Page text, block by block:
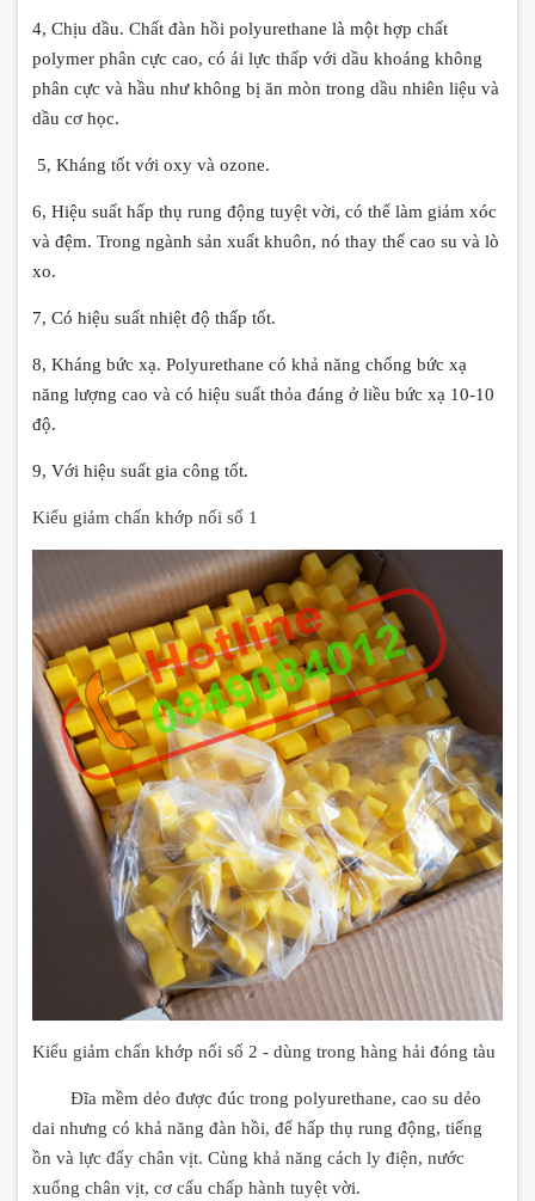
4, Chịu dầu. Chất đàn hồi polyurethane là một hợp chất
polymer phân cực cao, có ái lực thấp với dầu khoáng không
phân cực và hầu như không bị ăn mòn trong dầu nhiên liệu và
dầu cơ học.
5, Kháng tốt với oxy và ozone.
6, Hiệu suất hấp thụ rung động tuyệt vời, có thể làm giảm xóc
và đệm. Trong ngành sản xuất khuôn, nó thay thế cao su và lò
xo.
7, Có hiệu suất nhiệt độ thấp tốt.
8, Kháng bức xạ. Polyurethane có khả năng chống bức xạ
năng lượng cao và có hiệu suất thỏa đáng ở liều bức xạ 10-10
độ.
9, Với hiệu suất gia công tốt.
Kiểu giảm chấn khớp nối số 1
Kiểu giảm chấn khớp nối số 2 - dùng trong hàng hải đóng tàu
Đĩa mềm dẻo được đúc trong polyurethane, cao su dẻo
dai nhưng có khả năng đàn hồi, để hấp thụ rung động, tiếng
ồn và lực đẩy chân vịt. Cùng khả năng cách ly điện, nước
xuống chân vịt, cơ cấu chấp hành tuyệt vời.